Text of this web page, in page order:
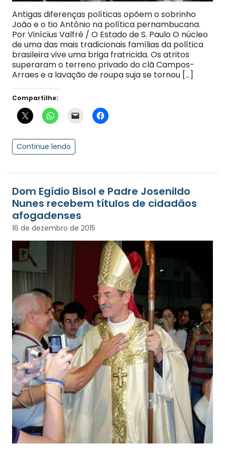
Antigas diferenças políticas opõem o sobrinho
João e o tio Antônio na política pernambucana.
Por Vinícius Valfré / O Estado de S. Paulo O núcleo
de uma das mais tradicionais famílias da política
brasileira vive uma briga fratricida. Os atritos
superaram o terreno privado do clã Campos-
Arraes e a lavação de roupa suja se tornou […]
Compartilhe:
Continue lendo
Dom Egídio Bisol e Padre Josenildo
Nunes recebem títulos de cidadãos
afogadenses
16 de dezembro de 2015